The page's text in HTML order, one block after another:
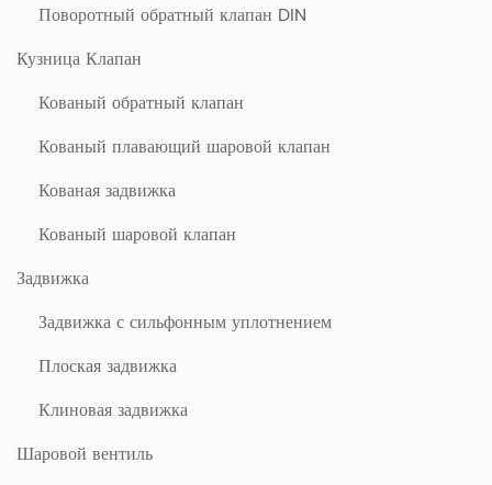
Поворотный обратный клапан DIN
Кузница Клапан
Кованый обратный клапан
Кованый плавающий шаровой клапан
Кованая задвижка
Кованый шаровой клапан
Задвижка
Задвижка с сильфонным уплотнением
Плоская задвижка
Клиновая задвижка
Шаровой вентиль